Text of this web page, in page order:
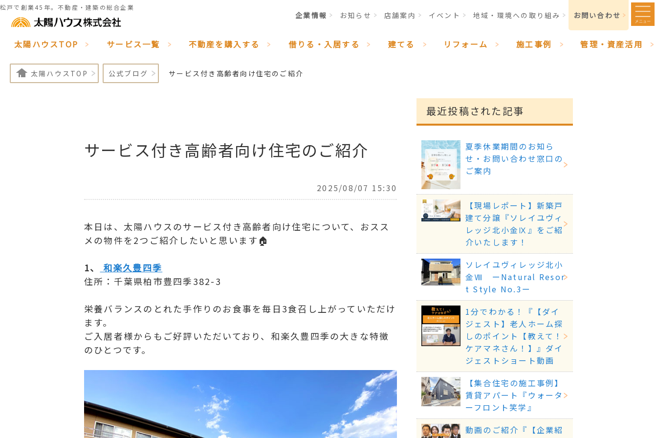
松戸で創業45年。不動産・建築の総合企業
企業情報 お知らせ 店舗案内 イベント 地域・環境への取り組み お問い合わせ
太陽ハウスTOP サービス一覧 不動産を購入する 借りる・入居する 建てる リフォーム 施工事例 管理・資産活用
太陽ハウスTOP 公式ブログ サービス付き高齢者向け住宅のご紹介
サービス付き高齢者向け住宅のご紹介
2025/08/07 15:30
本日は、太陽ハウスのサービス付き高齢者向け住宅について、おスス
メの物件を2つご紹介したいと思います🏠
1、
和楽久豊四季
住所：千葉県柏市豊四季382-3
栄養バランスのとれた手作りのお食事を毎日3食召し上がっていただけ
ます。
ご入居者様からもご好評いただいており、和楽久豊四季の大きな特徴
のひとつです。
最近投稿された記事
夏季休業期間のお知ら
せ・お問い合わせ窓口の
ご案内
【現場レポート】新築戸
建て分譲『ソレイユヴィ
レッジ北小金Ⅸ』をご紹
介いたします！
ソレイユヴィレッジ北小
金Ⅷ ーNatural Resor
t Style No.3ー
1分でわかる！『【ダイ
ジェスト】老人ホーム探
しのポイント【教えて！
ケアマネさん！】』ダイ
ジェストショート動画
【集合住宅の施工事例】
賃貸アパート『ウォータ
ーフロント笑学』
動画のご紹介『【企業紹